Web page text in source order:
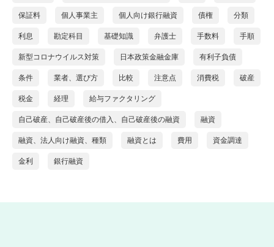
保証料 個人事業主 個人向け銀行融資 債権 分類
利息 勘定科目 基礎知識 弁護士 手数料 手順
新型コロナウイルス対策 日本政策金融金庫 有利子負債
条件 業者、選び方 比較 注意点 消費税 破産
税金 経理 給与ファクタリング
自己破産、自己破産後の借入、自己破産後の融資 融資
融資、法人向け融資、種類 融資とは 費用 資金調達
金利 銀行融資